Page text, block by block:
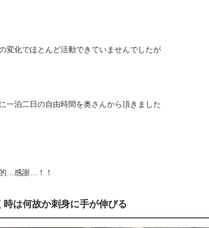
変化でほとんど活動できていませんでしたが
一泊二日の自由時間を奥さんから頂きました
…感謝…！！
時は何故か刺身に手が伸びる